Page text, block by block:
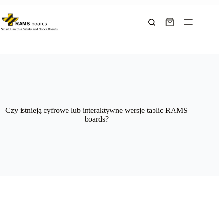
treści
Koszyk
Czy istnieją cyfrowe lub interaktywne wersje tablic RAMS
boards?